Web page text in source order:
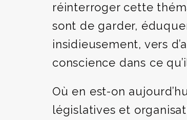
réinterroger cette
sont de garder,
insidieusement, vers
conscience dans ce
Où en est-on
législatives et